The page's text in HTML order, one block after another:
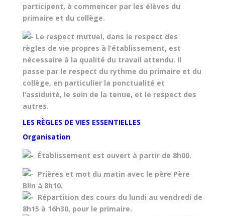
participent, à commencer par les élèves du
primaire et du collège.
Le respect mutuel, dans le respect des
règles de vie propres à l’établissement, est
nécessaire à la qualité du travail attendu. Il
passe par le respect du rythme du primaire et du
collège, en particulier la ponctualité et
l’assiduité, le soin de la tenue, et le respect des
autres.
LES RÈGLES DE VIES ESSENTIELLES
Organisation
Établissement est ouvert à partir de 8h00.
Prières et mot du matin avec le père Père
Blin à 8h10.
Répartition des cours du lundi au vendredi de
8h15 à 16h30, pour le primaire.